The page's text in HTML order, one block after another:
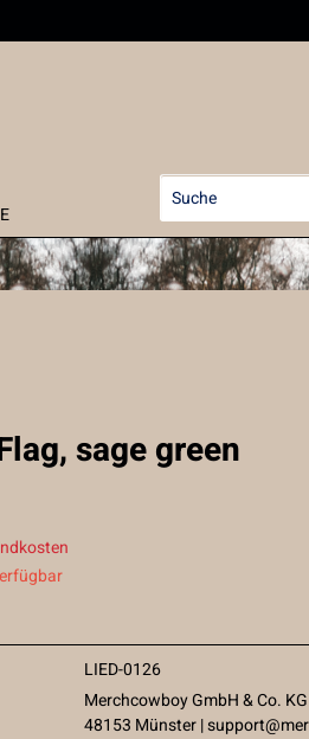
sage green
LIED-0126
Merchcowboy GmbH & Co.
48153 Münster |